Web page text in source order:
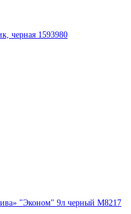
черная 1593980
"Эконом" 9л черный М8217